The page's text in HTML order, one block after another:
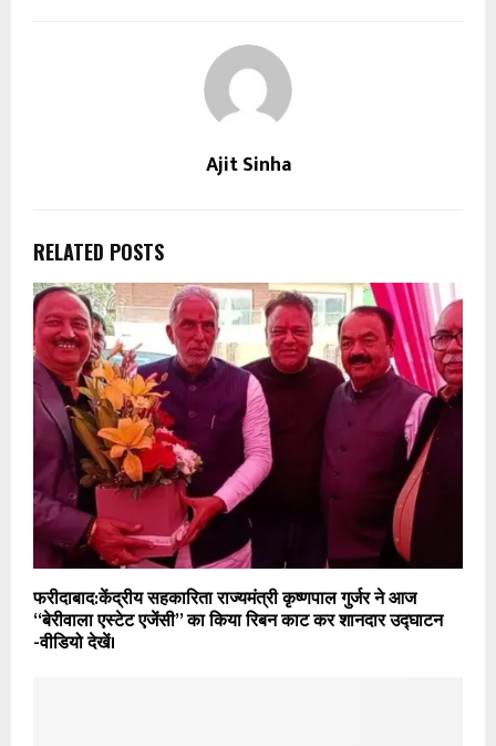
Ajit Sinha
RELATED POSTS
फरीदाबाद:केंद्रीय सहकारिता राज्यमंत्री कृष्णपाल गुर्जर ने आज
“बेरीवाला एस्टेट एजेंसी” का किया रिबन काट कर शानदार उद्घाटन
-वीडियो देखें।